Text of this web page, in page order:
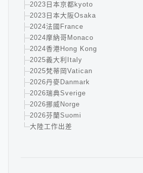
2023日本京都kyoto
2023日本大阪Osaka
2024法國France
2024摩納哥Monaco
2024香港Hong Kong
2025義大利Italy
2025梵蒂岡Vatican
2026丹麥Danmark
2026瑞典Sverige
2026挪威Norge
2026芬蘭Suomi
大陸工作出差